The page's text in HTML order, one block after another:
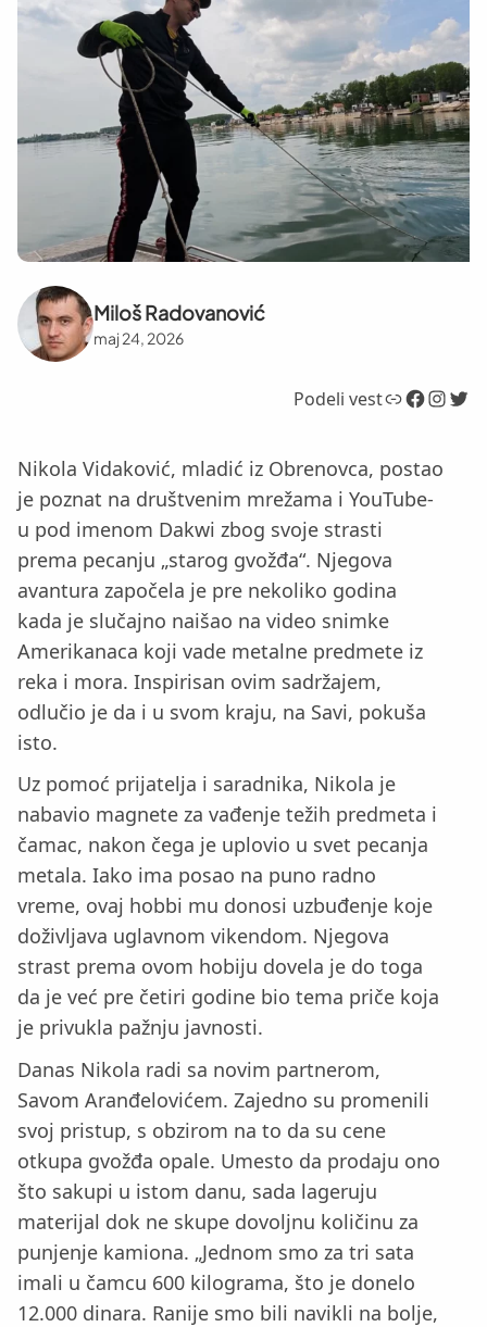
Miloš Radovanović
maj 24, 2026
Podeli vestLink Facebook InstagramTwitter
Nikola Vidaković, mladić iz Obrenovca, postao
je poznat na društvenim mrežama i YouTube-
u pod imenom Dakwi zbog svoje strasti
prema pecanju „starog gvožđa“. Njegova
avantura započela je pre nekoliko godina
kada je slučajno naišao na video snimke
Amerikanaca koji vade metalne predmete iz
reka i mora. Inspirisan ovim sadržajem,
odlučio je da i u svom kraju, na Savi, pokuša
isto.
Uz pomoć prijatelja i saradnika, Nikola je
nabavio magnete za vađenje težih predmeta i
čamac, nakon čega je uplovio u svet pecanja
metala. Iako ima posao na puno radno
vreme, ovaj hobbi mu donosi uzbuđenje koje
doživljava uglavnom vikendom. Njegova
strast prema ovom hobiju dovela je do toga
da je već pre četiri godine bio tema priče koja
je privukla pažnju javnosti.
Danas Nikola radi sa novim partnerom,
Savom Aranđelovićem. Zajedno su promenili
svoj pristup, s obzirom na to da su cene
otkupa gvožđa opale. Umesto da prodaju ono
što sakupi u istom danu, sada lageruju
materijal dok ne skupe dovoljnu količinu za
punjenje kamiona. „Jednom smo za tri sata
imali u čamcu 600 kilograma, što je donelo
12.000 dinara. Ranije smo bili navikli na bolje,